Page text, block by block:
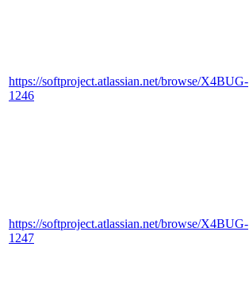
https://softproject.atlassian.net/browse/X4BUG-
1246
https://softproject.atlassian.net/browse/X4BUG-
1247